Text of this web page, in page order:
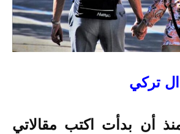
تركي
أن بدأت اكتب مقالاتي